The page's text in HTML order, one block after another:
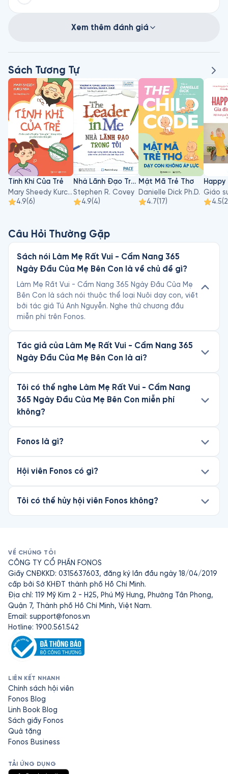
chú ý quan sát các cột mốc của con. Giọng đọc nhẹ
nhàng, hơi chậm, mình thường nghe 1.2x.
Xem thêm đánh giá
Sách Tương Tự
Tính Khí Của Trẻ
Mary Sheedy Kurcinka
4.9(6)
Nhà Lãnh Đạo Trong Tôi
Stephen R. Covey
4.9(4)
Mật Mã Trẻ Thơ
Danielle Dick Ph.D.
4.7(17) 4.5(
Câu Hỏi Thường Gặp
Sách nói Làm Mẹ Rất Vui - Cẩm Nang 365
Ngày Đầu Của Mẹ Bên Con là về chủ đề gì?
Làm Mẹ Rất Vui - Cẩm Nang 365 Ngày Đầu Của Mẹ
Bên Con là sách nói thuộc thể loại Nuôi dạy con, viết
bởi tác giả Tú Anh Nguyễn. Nghe thử chương đầu
miễn phí trên Fonos.
Tác giả của Làm Mẹ Rất Vui - Cẩm Nang 365
Ngày Đầu Của Mẹ Bên Con là ai?
Tôi có thể nghe Làm Mẹ Rất Vui - Cẩm Nang
365 Ngày Đầu Của Mẹ Bên Con miễn phí
không?
Fonos là gì?
Hội viên Fonos có gì?
Tôi có thể hủy hội viên Fonos không?
VỀ CHÚNG TÔI
CÔNG TY CỔ PHẦN FONOS
Giấy CNĐKKD: 0315637603, đăng ký lần đầu ngày 18/04/2019
cấp bởi Sở KHĐT thành phố Hồ Chí Minh.
Địa chỉ: 119 Mỹ Kim 2 - H25, Phú Mỹ Hưng, Phường Tân Phong,
Quận 7, Thành phố Hồ Chí Minh, Việt Nam.
Email: support@fonos.vn
Hotline: 1900.561.542
LIÊN KẾT NHANH
Chính sách hội viên
Fonos Blog
Linh Book Blog
Sách giấy Fonos
Quà tặng
Fonos Business
TẢI ỨNG DỤNG